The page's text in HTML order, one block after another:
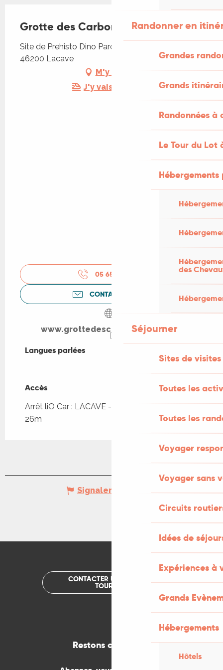
Randonner en
Grandes
Grands
Randonnées
Le Tour du Lot
des
Séjourner
Sites de visites
Toutes les
Toutes les
Voyager
Voyager sans
Circuits
Idées de
Expériences à
Grands
Hébergements
Hôtels
Grotte des Carbonnières
Site de Prehisto Dino Parc Route de Rocamadour,
46200 Lacave
M'y rendre
J'y vais en train !
05 65 32 28
CONTACTEZ-NOUS
www.grottedescarbonnieres.com
Langues parlées
Langues parlées
Accès
Accès
Arrêt liO Car : LACAVE - Préhisto Dino Parc à
26m
Signaler une erreur
CONTACTER UN OFFICE DE
TOURISME
Restons connectés